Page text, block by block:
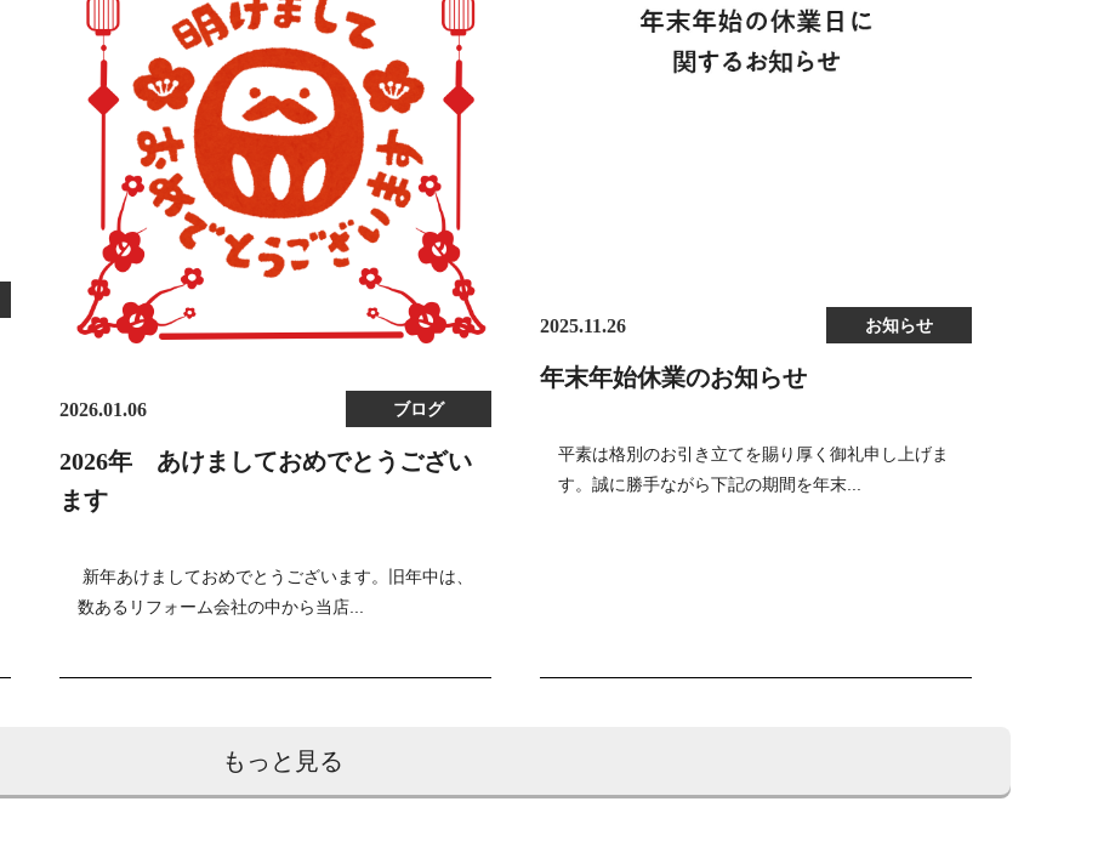
2026.01.06 ブログ
2026年 あけましておめでとうござい
ます
新年あけましておめでとうございます。旧年中は、
数あるリフォーム会社の中から当店...
2025.11.26 お知らせ
年末年始休業のお知らせ
平素は格別のお引き立てを賜り厚く御礼申し上げま
す。誠に勝手ながら下記の期間を年末...
もっと見る